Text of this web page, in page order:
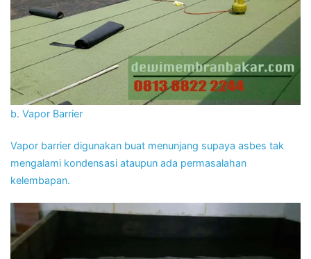
b. Vapor Barrier
Vapor barrier digunakan buat menunjang supaya asbes tak
mengalami kondensasi ataupun ada permasalahan
kelembapan.